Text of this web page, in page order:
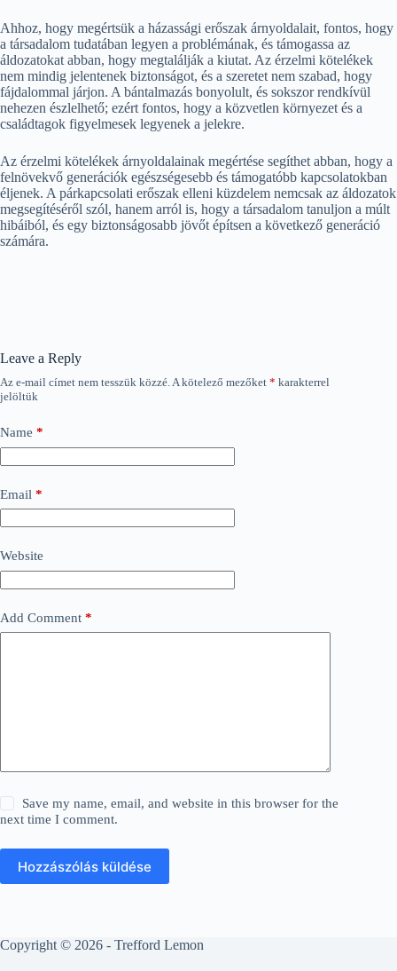
Ahhoz, hogy megértsük a házassági erőszak árnyoldalait, fontos, hogy
a társadalom tudatában legyen a problémának, és támogassa az
áldozatokat abban, hogy megtalálják a kiutat. Az érzelmi kötelékek
nem mindig jelentenek biztonságot, és a szeretet nem szabad, hogy
fájdalommal járjon. A bántalmazás bonyolult, és sokszor rendkívül
nehezen észlelhető; ezért fontos, hogy a közvetlen környezet és a
családtagok figyelmesek legyenek a jelekre.
Az érzelmi kötelékek árnyoldalainak megértése segíthet abban, hogy a
felnövekvő generációk egészségesebb és támogatóbb kapcsolatokban
éljenek. A párkapcsolati erőszak elleni küzdelem nemcsak az áldozatok
megsegítéséről szól, hanem arról is, hogy a társadalom tanuljon a múlt
hibáiból, és egy biztonságosabb jövőt építsen a következő generáció
számára.
Leave a Reply
Az e-mail címet nem tesszük közzé.A kötelező mezőket * karakterrel
jelöltük
Name *
Email *
Website
Add Comment *
Save my name, email, and website in this browser for the
next time I comment.
Hozzászólás küldése
Copyright © 2026 - Trefford Lemon